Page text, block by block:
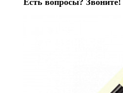
Есть вопросы? Звоните!